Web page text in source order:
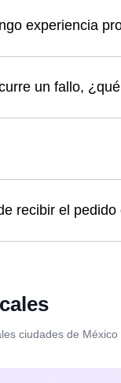
experiencia
un fallo,
recibir el
ciudades de